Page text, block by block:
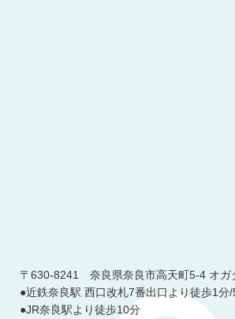
〒630-8241 奈良県奈良市高天町5-4 オガ
●近鉄奈良駅 西口改札7番出口より徒歩1分
●JR奈良駅より徒歩10分